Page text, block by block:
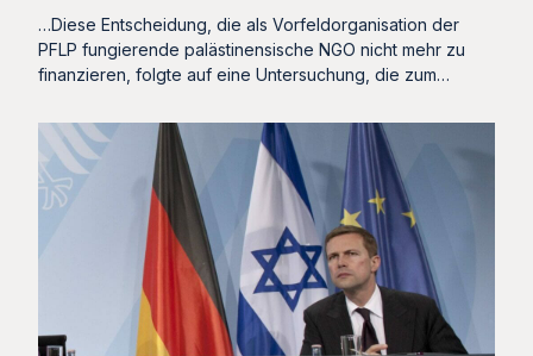
…Diese Entscheidung, die als Vorfeldorganisation der
PFLP fungierende palästinensische NGO nicht mehr zu
finanzieren, folgte auf eine Untersuchung, die zum…